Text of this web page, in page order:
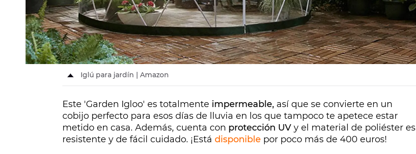
Iglú para jardín | Amazon
Este 'Garden Igloo' es totalmente impermeable, así que se convierte en un
cobijo perfecto para esos días de lluvia en los que tampoco te apetece estar
metido en casa. Además, cuenta con protección UV y el material de poliéster es
resistente y de fácil cuidado. ¡Está disponible por poco más de 400 euros!